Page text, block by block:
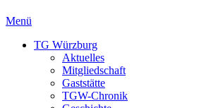
Menü
TG Würzburg
Aktuelles
Mitgliedschaft
Gaststätte
TGW-Chronik